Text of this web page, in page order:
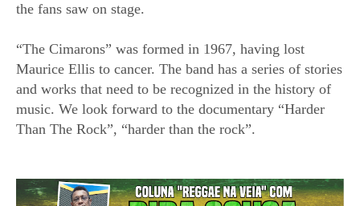
the fans saw on stage.
“The Cimarons” was formed in 1967, having lost
Maurice Ellis to cancer. The band has a series of stories
and works that need to be recognized in the history of
music. We look forward to the documentary “Harder
Than The Rock”, “harder than the rock”.